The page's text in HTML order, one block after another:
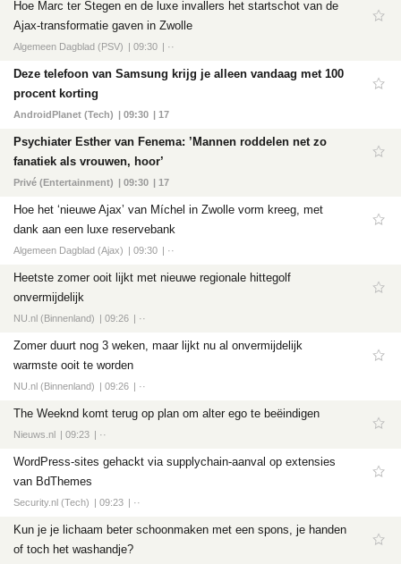
Hoe Marc ter Stegen en de luxe invallers het startschot van de
Ajax-transformatie gaven in Zwolle
Algemeen Dagblad (PSV) 09:30 ··
Deze telefoon van Samsung krijg je alleen vandaag met 100
procent korting
AndroidPlanet (Tech) 09:30 17
Psychiater Esther van Fenema: ’Mannen roddelen net zo
fanatiek als vrouwen, hoor’
Privé (Entertainment) 09:30 17
Hoe het ‘nieuwe Ajax’ van Míchel in Zwolle vorm kreeg, met
dank aan een luxe reservebank
Algemeen Dagblad (Ajax) 09:30 ··
Heetste zomer ooit lijkt met nieuwe regionale hittegolf
onvermijdelijk
NU.nl (Binnenland) 09:26 ··
Zomer duurt nog 3 weken, maar lijkt nu al onvermijdelijk
warmste ooit te worden
NU.nl (Binnenland) 09:26 ··
The Weeknd komt terug op plan om alter ego te beëindigen
Nieuws.nl 09:23 ··
WordPress-sites gehackt via supplychain-aanval op extensies
van BdThemes
Security.nl (Tech) 09:23 ··
Kun je je lichaam beter schoonmaken met een spons, je handen
of toch het washandje?